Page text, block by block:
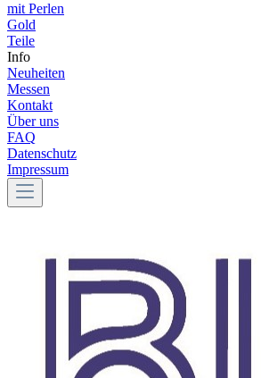
mit Perlen
Gold
Teile
Info
Neuheiten
Messen
Kontakt
Über uns
FAQ
Datenschutz
Impressum